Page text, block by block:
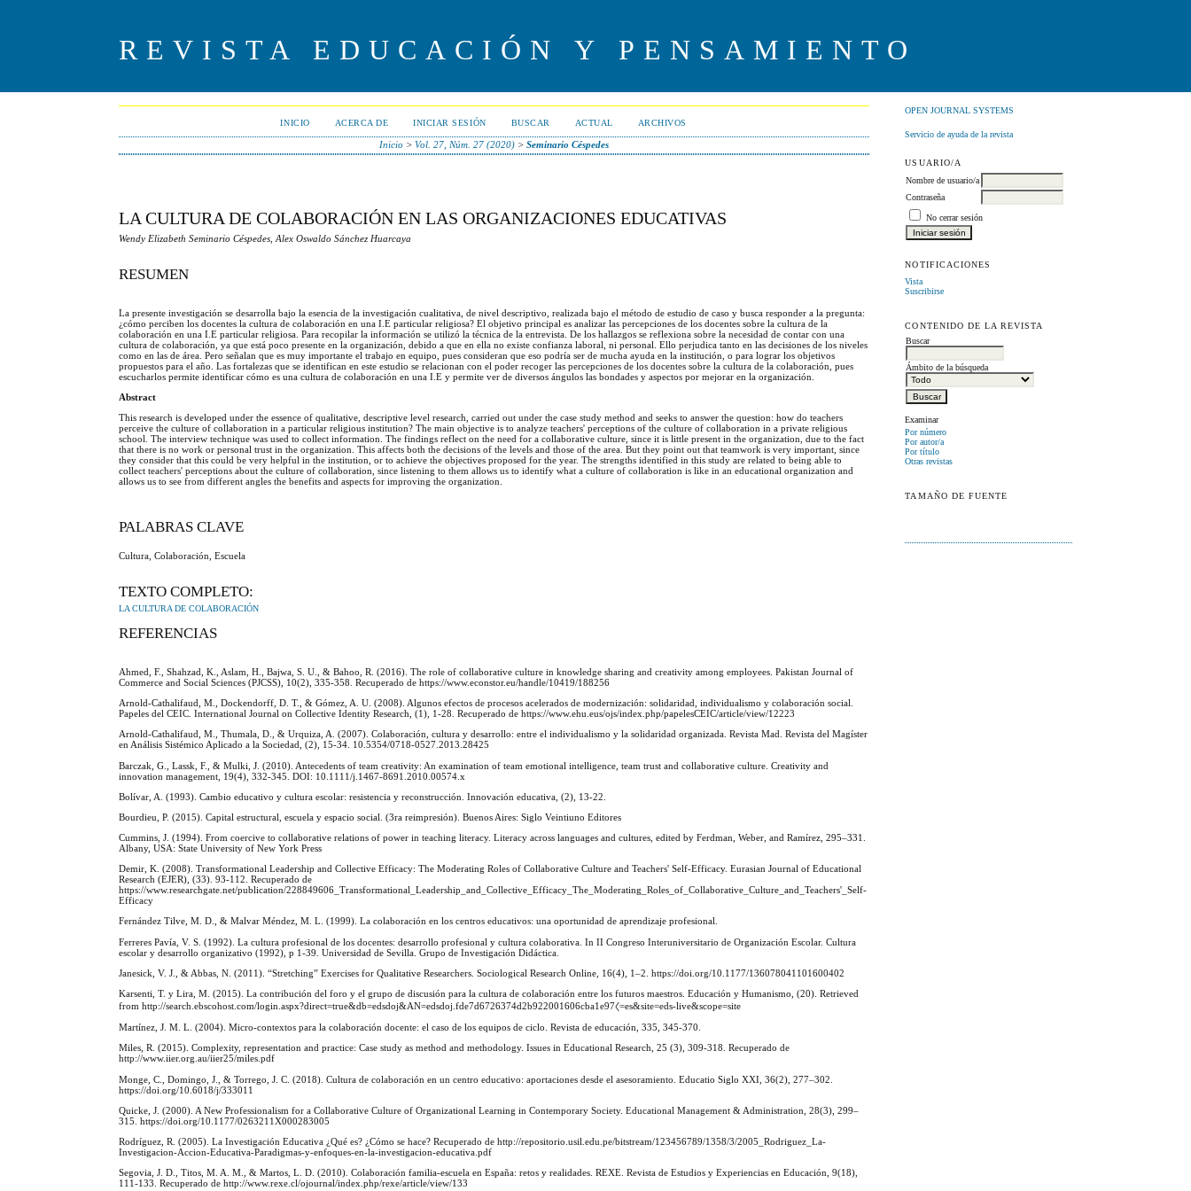
REVISTA EDUCACIÓN Y PENSAMIENTO
OPEN JOURNAL SYSTEMS
Servicio de ayuda de la revista
USUARIO/A
Nombre de usuario/a
Contraseña
No cerrar sesión
NOTIFICACIONES
Vista
Suscribirse
CONTENIDO DE LA REVISTA
Buscar
Ámbito de la búsqueda
Examinar
Por número
Por autor/a
Por título
Otras revistas
TAMAÑO DE FUENTE
INICIO ACERCA DE INICIAR SESIÓN BUSCAR ACTUAL ARCHIVOS
Inicio >Vol. 27, Núm. 27 (2020) >Seminario Céspedes
LA CULTURA DE COLABORACIÓN EN LAS ORGANIZACIONES EDUCATIVAS
Wendy Elizabeth Seminario Céspedes, Alex Oswaldo Sánchez Huarcaya
RESUMEN
La presente investigación se desarrolla bajo la esencia de la investigación cualitativa, de nivel descriptivo, realizada bajo el método de estudio de caso y busca responder a la pregunta:
¿cómo perciben los docentes la cultura de colaboración en una I.E particular religiosa? El objetivo principal es analizar las percepciones de los docentes sobre la cultura de la
colaboración en una I.E particular religiosa. Para recopilar la información se utilizó la técnica de la entrevista. De los hallazgos se reflexiona sobre la necesidad de contar con una
cultura de colaboración, ya que está poco presente en la organización, debido a que en ella no existe confianza laboral, ni personal. Ello perjudica tanto en las decisiones de los niveles
como en las de área. Pero señalan que es muy importante el trabajo en equipo, pues consideran que eso podría ser de mucha ayuda en la institución, o para lograr los objetivos
propuestos para el año. Las fortalezas que se identifican en este estudio se relacionan con el poder recoger las percepciones de los docentes sobre la cultura de la colaboración, pues
escucharlos permite identificar cómo es una cultura de colaboración en una I.E y permite ver de diversos ángulos las bondades y aspectos por mejorar en la organización.
Abstract
This research is developed under the essence of qualitative, descriptive level research, carried out under the case study method and seeks to answer the question: how do teachers
perceive the culture of collaboration in a particular religious institution? The main objective is to analyze teachers' perceptions of the culture of collaboration in a private religious
school. The interview technique was used to collect information. The findings reflect on the need for a collaborative culture, since it is little present in the organization, due to the fact
that there is no work or personal trust in the organization. This affects both the decisions of the levels and those of the area. But they point out that teamwork is very important, since
they consider that this could be very helpful in the institution, or to achieve the objectives proposed for the year. The strengths identified in this study are related to being able to
collect teachers' perceptions about the culture of collaboration, since listening to them allows us to identify what a culture of collaboration is like in an educational organization and
allows us to see from different angles the benefits and aspects for improving the organization.
PALABRAS CLAVE
Cultura, Colaboración, Escuela
TEXTO COMPLETO:
LA CULTURA DE COLABORACIÓN
REFERENCIAS
Ahmed, F., Shahzad, K., Aslam, H., Bajwa, S. U., & Bahoo, R. (2016). The role of collaborative culture in knowledge sharing and creativity among employees. Pakistan Journal of
Commerce and Social Sciences (PJCSS), 10(2), 335-358. Recuperado de https://www.econstor.eu/handle/10419/188256
Arnold-Cathalifaud, M., Dockendorff, D. T., & Gómez, A. U. (2008). Algunos efectos de procesos acelerados de modernización: solidaridad, individualismo y colaboración social.
Papeles del CEIC. International Journal on Collective Identity Research, (1), 1-28. Recuperado de https://www.ehu.eus/ojs/index.php/papelesCEIC/article/view/12223
Arnold-Cathalifaud, M., Thumala, D., & Urquiza, A. (2007). Colaboración, cultura y desarrollo: entre el individualismo y la solidaridad organizada. Revista Mad. Revista del Magíster
en Análisis Sistémico Aplicado a la Sociedad, (2), 15-34. 10.5354/0718-0527.2013.28425
Barczak, G., Lassk, F., & Mulki, J. (2010). Antecedents of team creativity: An examination of team emotional intelligence, team trust and collaborative culture. Creativity and
innovation management, 19(4), 332-345. DOI: 10.1111/j.1467-8691.2010.00574.x
Bolívar, A. (1993). Cambio educativo y cultura escolar: resistencia y reconstrucción. Innovación educativa, (2), 13-22.
Bourdieu, P. (2015). Capital estructural, escuela y espacio social. (3ra reimpresión). Buenos Aires: Siglo Veintiuno Editores
Cummins, J. (1994). From coercive to collaborative relations of power in teaching literacy. Literacy across languages and cultures, edited by Ferdman, Weber, and Ramírez, 295–331.
Albany, USA: State University of New York Press
Demir, K. (2008). Transformational Leadership and Collective Efficacy: The Moderating Roles of Collaborative Culture and Teachers' Self-Efficacy. Eurasian Journal of Educational
Research (EJER), (33). 93-112. Recuperado de
https://www.researchgate.net/publication/228849606_Transformational_Leadership_and_Collective_Efficacy_The_Moderating_Roles_of_Collaborative_Culture_and_Teachers'_Self-
Efficacy
Fernández Tilve, M. D., & Malvar Méndez, M. L. (1999). La colaboración en los centros educativos: una oportunidad de aprendizaje profesional.
Ferreres Pavía, V. S. (1992). La cultura profesional de los docentes: desarrollo profesional y cultura colaborativa. In II Congreso Interuniversitario de Organización Escolar. Cultura
escolar y desarrollo organizativo (1992), p 1-39. Universidad de Sevilla. Grupo de Investigación Didáctica.
Janesick, V. J., & Abbas, N. (2011). “Stretching” Exercises for Qualitative Researchers. Sociological Research Online, 16(4), 1–2. https://doi.org/10.1177/136078041101600402
Karsenti, T. y Lira, M. (2015). La contribución del foro y el grupo de discusión para la cultura de colaboración entre los futuros maestros. Educación y Humanismo, (20). Retrieved
from http://search.ebscohost.com/login.aspx?direct=true&db=edsdoj&AN=edsdoj.fde7d6726374d2b922001606cba1e97〈=es&site=eds-live&scope=site
Martínez, J. M. L. (2004). Micro-contextos para la colaboración docente: el caso de los equipos de ciclo. Revista de educación, 335, 345-370.
Miles, R. (2015). Complexity, representation and practice: Case study as method and methodology. Issues in Educational Research, 25 (3), 309-318. Recuperado de
http://www.iier.org.au/iier25/miles.pdf
Monge, C., Domingo, J., & Torrego, J. C. (2018). Cultura de colaboración en un centro educativo: aportaciones desde el asesoramiento. Educatio Siglo XXI, 36(2), 277–302.
https://doi.org/10.6018/j/333011
Quicke, J. (2000). A New Professionalism for a Collaborative Culture of Organizational Learning in Contemporary Society. Educational Management & Administration, 28(3), 299–
315. https://doi.org/10.1177/0263211X000283005
Rodríguez, R. (2005). La Investigación Educativa ¿Qué es? ¿Cómo se hace? Recuperado de http://repositorio.usil.edu.pe/bitstream/123456789/1358/3/2005_Rodriguez_La-
Investigacion-Accion-Educativa-Paradigmas-y-enfoques-en-la-investigacion-educativa.pdf
Segovia, J. D., Titos, M. A. M., & Martos, L. D. (2010). Colaboración familia-escuela en España: retos y realidades. REXE. Revista de Estudios y Experiencias en Educación, 9(18),
111-133. Recuperado de http://www.rexe.cl/ojournal/index.php/rexe/article/view/133